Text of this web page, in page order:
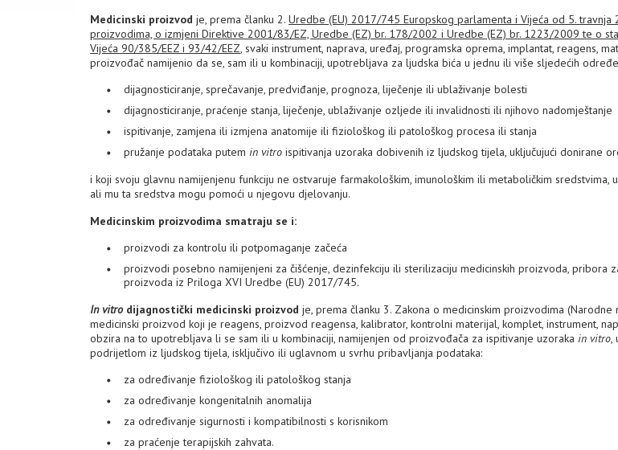
Medicinski proizvod je, prema članku 2. Uredbe (EU) 2017/745 Europskog parlamenta i Vijeća od 5. travnja
proizvodima, o izmjeni Direktive 2001/83/EZ, Uredbe (EZ) br. 178/2002 i Uredbe (EZ) br. 1223/2009 te o
Vijeća 90/385/EEZ i 93/42/EEZ, svaki instrument, naprava, uređaj, programska oprema, implantat, reagens,
proizvođač namijenio da se, sam ili u kombinaciji, upotrebljava za ljudska bića u jednu ili više sljedećih
dijagnosticiranje, sprečavanje, predviđanje, prognoza, liječenje ili ublaživanje bolesti
dijagnosticiranje, praćenje stanja, liječenje, ublaživanje ozljede ili invalidnosti ili njihovo nadomještanje
ispitivanje, zamjena ili izmjena anatomije ili fiziološkog ili patološkog procesa ili stanja
pružanje podataka putem in vitro ispitivanja uzoraka dobivenih iz ljudskog tijela, uključujući donirane
i koji svoju glavnu namijenjenu funkciju ne ostvaruje farmakološkim, imunološkim ili metaboličkim sredstvima,
ali mu ta sredstva mogu pomoći u njegovu djelovanju.
Medicinskim proizvodima smatraju se i:
proizvodi za kontrolu ili potpomaganje začeća
proizvodi posebno namijenjeni za čišćenje, dezinfekciju ili sterilizaciju medicinskih proizvoda, pribora
proizvoda iz Priloga XVI Uredbe (EU) 2017/745.
In vitro dijagnostički medicinski proizvod je, prema članku 3. Zakona o medicinskim proizvodima (Narodne
medicinski proizvod koji je reagens, proizvod reagensa, kalibrator, kontrolni materijal, komplet, instrument,
obzira na to upotrebljava li se sam ili u kombinaciji, namijenjen od proizvođača za ispitivanje uzoraka in vitro,
podrijetlom iz ljudskog tijela, isključivo ili uglavnom u svrhu pribavljanja podataka:
za određivanje fiziološkog ili patološkog stanja
za određivanje kongenitalnih anomalija
za određivanje sigurnosti i kompatibilnosti s korisnikom
za praćenje terapijskih zahvata.